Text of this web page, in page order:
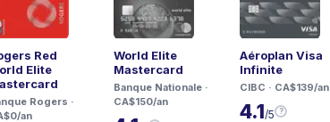
Red
Elite
Rogers ·
an
World Elite
Mastercard
Banque Nationale ·
CA$150/an
Aéroplan Visa
Infinite
CIBC · CA$139/an
4.1/5 ?